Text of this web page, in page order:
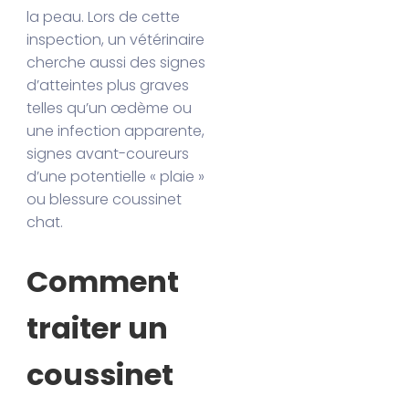
la peau. Lors de cette
inspection, un vétérinaire
cherche aussi des signes
d’atteintes plus graves
telles qu’un œdème ou
une infection apparente,
signes avant-coureurs
d’une potentielle « plaie »
ou blessure coussinet
chat.
Comment
traiter un
coussinet